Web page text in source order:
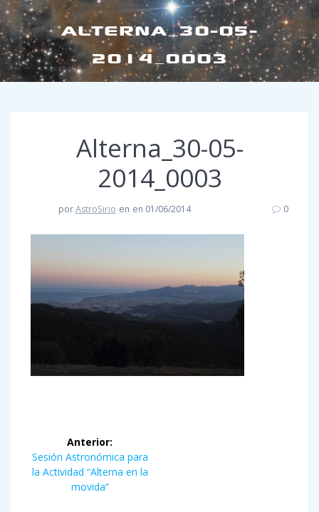
ALTERNA_30-05-
2014_0003
Alterna_30-05-
2014_0003
porAstroSirio en en 01/06/2014 0
Navegación
de
entradas
Anterior:
Entrada
anterior:
Sesión Astronómica para
la Actividad “Alterna en la
movida”